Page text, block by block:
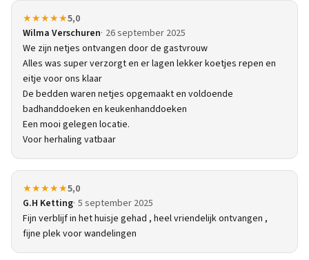
★★★★★5,0
Wilma Verschuren 26 september 2025
We zijn netjes ontvangen door de gastvrouw
Alles was super verzorgt en er lagen lekker koetjes repen en
eitje voor ons klaar
De bedden waren netjes opgemaakt en voldoende
badhanddoeken en keukenhanddoeken
Een mooi gelegen locatie.
Voor herhaling vatbaar
★★★★★5,0
G.H Ketting 5 september 2025
Fijn verblijf in het huisje gehad , heel vriendelijk ontvangen ,
fijne plek voor wandelingen